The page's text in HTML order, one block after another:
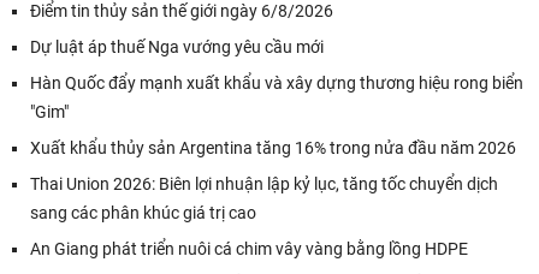
Điểm tin thủy sản thế giới ngày 6/8/2026
Dự luật áp thuế Nga vướng yêu cầu mới
Hàn Quốc đẩy mạnh xuất khẩu và xây dựng thương hiệu rong biển
"Gim"
Xuất khẩu thủy sản Argentina tăng 16% trong nửa đầu năm 2026
Thai Union 2026: Biên lợi nhuận lập kỷ lục, tăng tốc chuyển dịch
sang các phân khúc giá trị cao
An Giang phát triển nuôi cá chim vây vàng bằng lồng HDPE